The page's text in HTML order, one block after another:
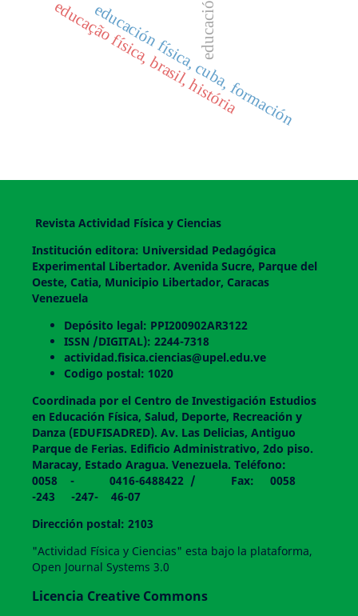
educación física, cuba, formación
educação física, brasil, história
Revista Actividad Física y Ciencias
Institución editora: Universidad Pedagógica
Experimental Libertador. Avenida Sucre, Parque del
Oeste, Catia, Municipio Libertador, Caracas
Venezuela
Depósito legal: PPI200902AR3122
ISSN /DIGITAL): 2244-7318
actividad.fisica.ciencias@upel.edu.ve
Codigo postal: 1020
Coordinada por el Centro de Investigación Estudios
en Educación Física, Salud, Deporte, Recreación y
Danza (EDUFISADRED). Av. Las Delicias, Antiguo
Parque de Ferias. Edificio Administrativo, 2do piso.
Maracay, Estado Aragua. Venezuela. Teléfono:
0058 - 0416-6488422 / Fax: 0058
-243 -247- 46-07
Dirección postal: 2103
"Actividad Física y Ciencias" esta bajo la plataforma,
Open Journal Systems 3.0
Licencia Creative Commons